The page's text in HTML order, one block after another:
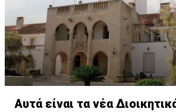
Πηγή: ΚΥΠΕ
Αυτά είναι τα νέα